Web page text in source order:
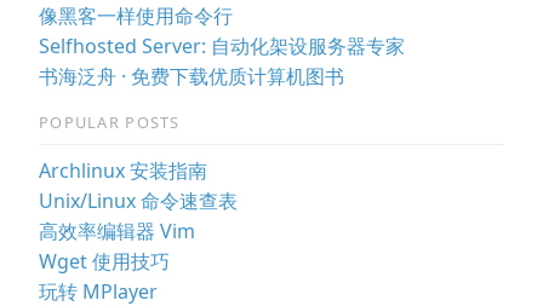
像黑客一样使用命令行
Selfhosted Server: 自动化架设服务器专家
书海泛舟 · 免费下载优质计算机图书
POPULAR POSTS
Archlinux 安装指南
Unix/Linux 命令速查表
高效率编辑器 Vim
Wget 使用技巧
玩转 MPlayer